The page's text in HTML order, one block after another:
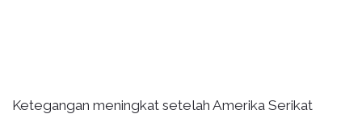
Ketegangan meningkat setelah Amerika Serikat